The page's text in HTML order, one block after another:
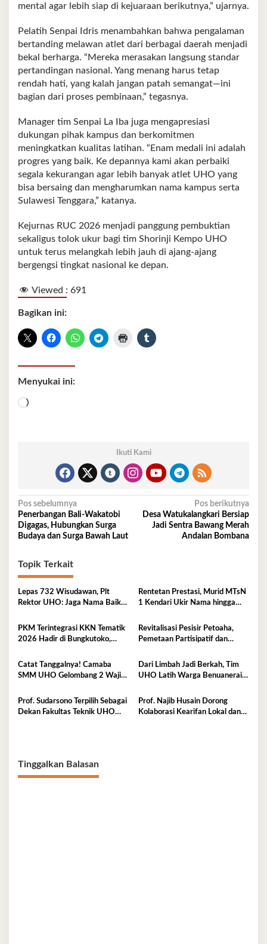
mental agar lebih siap di kejuaraan berikutnya,” ujarnya.
Pelatih Senpai Idris menambahkan bahwa pengalaman
bertanding melawan atlet dari berbagai daerah menjadi
bekal berharga. “Mereka merasakan langsung standar
pertandingan nasional. Yang menang harus tetap
rendah hati, yang kalah jangan patah semangat—ini
bagian dari proses pembinaan,” tegasnya.
Manager tim Senpai La Iba juga mengapresiasi
dukungan pihak kampus dan berkomitmen
meningkatkan kualitas latihan. “Enam medali ini adalah
progres yang baik. Ke depannya kami akan perbaiki
segala kekurangan agar lebih banyak atlet UHO yang
bisa bersaing dan mengharumkan nama kampus serta
Sulawesi Tenggara,” katanya.
Kejurnas RUC 2026 menjadi panggung pembuktian
sekaligus tolok ukur bagi tim Shorinji Kempo UHO
untuk terus melangkah lebih jauh di ajang‑ajang
bergengsi tingkat nasional ke depan.
Viewed : 691
Bagikan ini:
Menyukai ini:
Memuat...
Ikuti Kami
Navigasi
pos
Pos sebelumnya
Penerbangan Bali-Wakatobi
Digagas, Hubungkan Surga
Budaya dan Surga Bawah Laut
Pos berikutnya
Desa Watukalangkari Bersiap
Jadi Sentra Bawang Merah
Andalan Bombana
Topik Terkait
Lepas 732 Wisudawan, Plt
Rektor UHO: Jaga Nama Baik
Rentetan Prestasi, Murid MTsN
1 Kendari Ukir Nama hingga
PKM Terintegrasi KKN Tematik
2026 Hadir di Bungkutoko,
Tradisional Pesisir
Revitalisasi Pesisir Petoaha,
Pemetaan Partisipatif dan
Catat Tanggalnya! Camaba
SMM UHO Gelombang 2 Wajib
Dari Limbah Jadi Berkah, Tim
UHO Latih Warga Benuanerai
Prof. Sudarsono Terpilih Sebagai
Dekan Fakultas Teknik UHO
Prof. Najib Husain Dorong
Kolaborasi Kearifan Lokal dan
Tinggalkan Balasan